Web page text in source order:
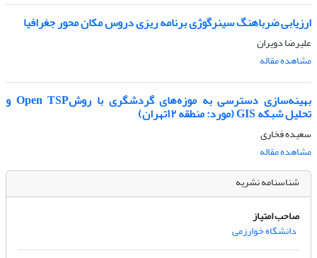
ارزیابی ضرباهنگ سینرگوژی برنامه ریزی دروس مکان محور جغرافیا
علیرضا دویران
مشاهده مقاله
بهینه‌سازی دسترسی به موزه‌های گردشگری با روشOpen TSP و
تحلیل شبکه GIS (مورد: منطقه ۱۲تهران)
سعیده فخاری
مشاهده مقاله
شناسنامه نشریه
صاحب امتیاز
دانشگاه خوارزمی